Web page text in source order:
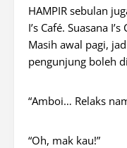
HAMPIR sebulan
I’s Café. Suasana
Masih awal pagi,
pengunjung boleh
“Amboi… Relaks
“Oh, mak kau!”